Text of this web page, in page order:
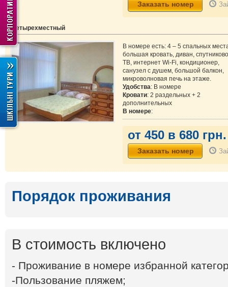
Четырехместный
В номере есть: 4 – 5 спальных
большая кровать, диван,
ТВ, интернет Wi-Fi, кондиционер,
санузел с душем, большой балкон,
микроволновая печь на этаже.
Удобства: В номере
Кровати: 2 раздельных + 2
дополнительных
В номере:
от 450 в 680 грн.
Порядок проживания
В стоимость включено
- Проживание в номере избранной
-Пользование пляжем;